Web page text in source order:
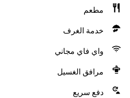
مطعم
خدمة الغرف
واي فاي مجاني
مرافق الغسيل
دفع سريع